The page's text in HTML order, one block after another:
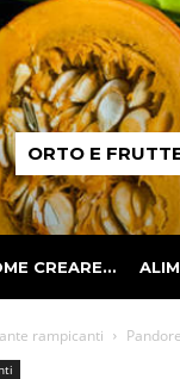
ORTO E
CREARE…
rampicanti